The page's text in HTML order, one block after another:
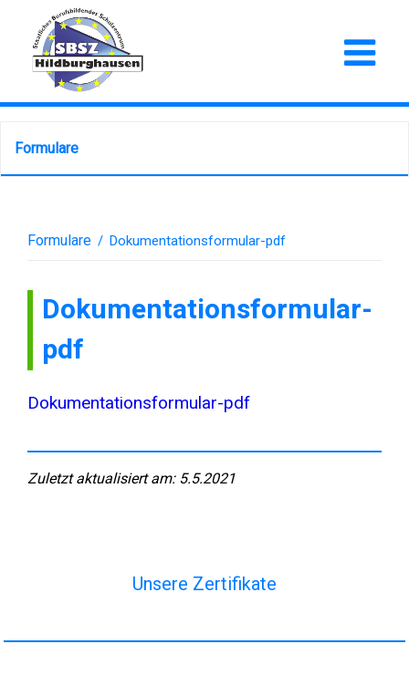
Formulare
Formulare / Dokumentationsformular-pdf
Dokumentationsformular-
pdf
Dokumentationsformular-pdf
Zuletzt aktualisiert am: 5.5.2021
Unsere Zertifikate